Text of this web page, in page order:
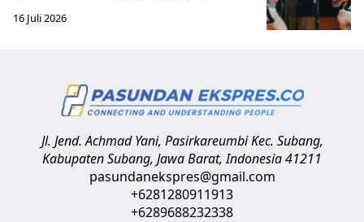
16 Juli 2026
Jl. Jend. Achmad Yani, Pasirkareumbi Kec. Subang,
Kabupaten Subang, Jawa Barat,Indonesia41211
pasundanekspres@gmail.com
+6281280911913
+6289688232338